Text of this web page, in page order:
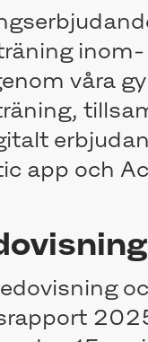
Kontakt
inom-
våra
app och